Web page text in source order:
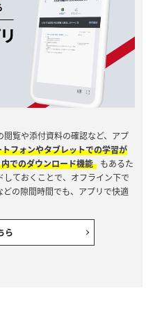
覧や添付資料の確認など、アプ
フォンやタブレットでの学習が
でのダウンロード機能
もあるた
ておくことで、オフライン下で
の隙間時間でも、アプリで快適
ら